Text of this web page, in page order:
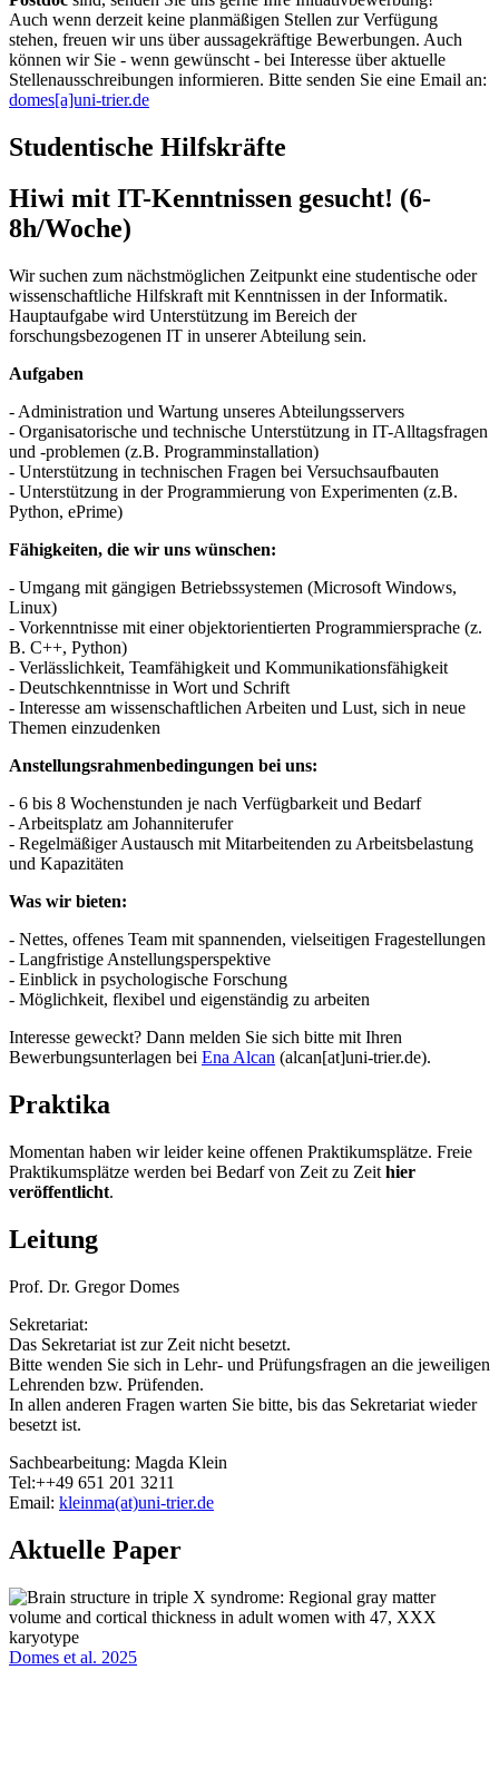
Auch wenn derzeit keine planmäßigen Stellen zur Verfügung
stehen, freuen wir uns über aussagekräftige Bewerbungen. Auch
können wir Sie - wenn gewünscht - bei Interesse über aktuelle
Stellenausschreibungen informieren. Bitte senden Sie eine Email an:
domes[a]uni-trier.de
Studentische Hilfskräfte
Hiwi mit IT-Kenntnissen gesucht! (6-
8h/Woche)
Wir suchen zum nächstmöglichen Zeitpunkt eine studentische oder
wissenschaftliche Hilfskraft mit Kenntnissen in der Informatik.
Hauptaufgabe wird Unterstützung im Bereich der
forschungsbezogenen IT in unserer Abteilung sein.
Aufgaben
- Administration und Wartung unseres Abteilungsservers
- Organisatorische und technische Unterstützung in IT-Alltagsfragen
und -problemen (z.B. Programminstallation)
- Unterstützung in technischen Fragen bei Versuchsaufbauten
- Unterstützung in der Programmierung von Experimenten (z.B.
Python, ePrime)
Fähigkeiten, die wir uns wünschen:
- Umgang mit gängigen Betriebssystemen (Microsoft Windows,
Linux)
- Vorkenntnisse mit einer objektorientierten Programmiersprache (z.
B. C++, Python)
- Verlässlichkeit, Teamfähigkeit und Kommunikationsfähigkeit
- Deutschkenntnisse in Wort und Schrift
- Interesse am wissenschaftlichen Arbeiten und Lust, sich in neue
Themen einzudenken
Anstellungsrahmenbedingungen bei uns:
- 6 bis 8 Wochenstunden je nach Verfügbarkeit und Bedarf
- Arbeitsplatz am Johanniterufer
- Regelmäßiger Austausch mit Mitarbeitenden zu Arbeitsbelastung
und Kapazitäten
Was wir bieten:
- Nettes, offenes Team mit spannenden, vielseitigen Fragestellungen
- Langfristige Anstellungsperspektive
- Einblick in psychologische Forschung
- Möglichkeit, flexibel und eigenständig zu arbeiten
Interesse geweckt? Dann melden Sie sich bitte mit Ihren
Bewerbungsunterlagen bei Ena Alcan (alcan[at]uni-trier.de).
Praktika
Momentan haben wir leider keine offenen Praktikumsplätze. Freie
Praktikumsplätze werden bei Bedarf von Zeit zu Zeit hier
veröffentlicht.
Leitung
Prof. Dr. Gregor Domes
Sekretariat:
Das Sekretariat ist zur Zeit nicht besetzt.
Bitte wenden Sie sich in Lehr- und Prüfungsfragen an die jeweiligen
Lehrenden bzw. Prüfenden.
In allen anderen Fragen warten Sie bitte, bis das Sekretariat wieder
besetzt ist.
Sachbearbeitung: Magda Klein
Tel:++49 651 201 3211
Email: kleinma(at)uni-trier.de
Aktuelle Paper
Domes et al. 2025